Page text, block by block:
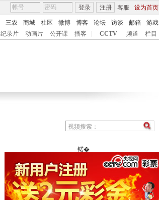
客服 设为首页
登录 注册
三农 商城 社区 微博 博客 论坛 访谈 邮箱
游戏
纪录片 动画片 公开课 播客 CCTV 频道 栏目
锘�